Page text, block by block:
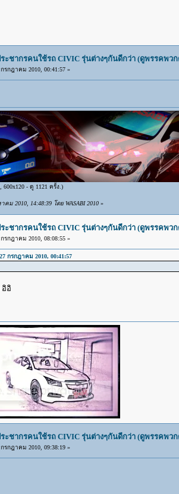
ะชากรคนใช้รถ CIVIC รุ่นต่างๆกันดีกว่า (ดูพรรคพวก
รกฎาคม 2010, 00:41:57 »
600x120 - ดู 1121 ครั้ง.)
ม 2010, 14:48:39 โดย WASABI 2010»
ะชากรคนใช้รถ CIVIC รุ่นต่างๆกันดีกว่า (ดูพรรคพวก
รกฎาคม 2010, 08:08:55 »
กรกฎาคม 2010, 00:41:57
อิ
ะชากรคนใช้รถ CIVIC รุ่นต่างๆกันดีกว่า (ดูพรรคพวก
รกฎาคม 2010, 09:38:19 »